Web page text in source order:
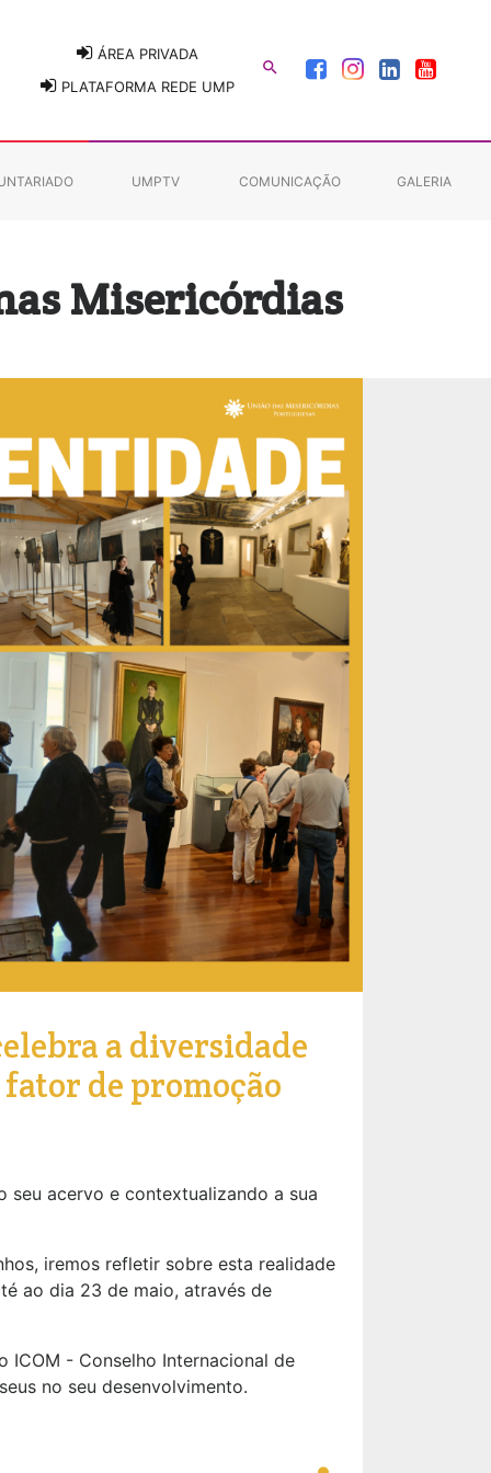
ÁREA PRIVADA
PLATAFORMA REDE UMP

UMPTV COMUNICAÇÃO GALERIA
Misericórdias
a diversidade
de promoção
seu acervo e contextualizando a sua
iremos refletir sobre esta realidade
ao dia 23 de maio, através de
ICOM - Conselho Internacional de
no seu desenvolvimento.